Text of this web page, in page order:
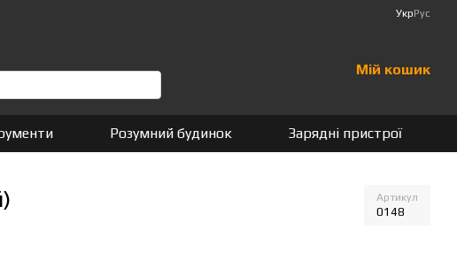
УкрРус
Мій кошик
Розумний будинок Зарядні пристрої
Артикул
0148